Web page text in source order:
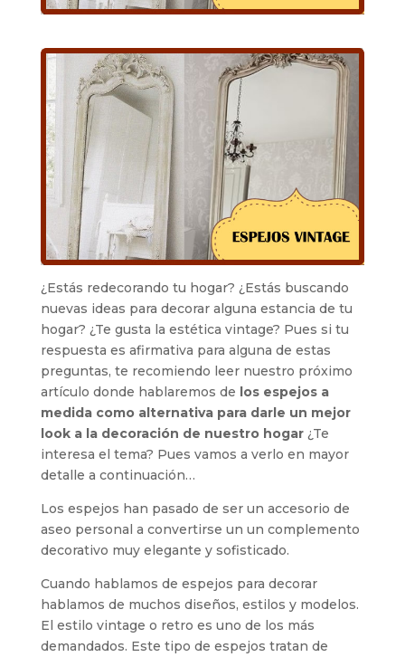
¿Estás redecorando tu hogar? ¿Estás buscando
nuevas ideas para decorar alguna estancia de tu
hogar? ¿Te gusta la estética vintage? Pues si tu
respuesta es afirmativa para alguna de estas
preguntas, te recomiendo leer nuestro próximo
artículo donde hablaremos de los espejos a
medida como alternativa para darle un mejor
look a la decoración de nuestro hogar¿Te
interesa el tema? Pues vamos a verlo en mayor
detalle a continuación…
Los espejos han pasado de ser un accesorio de
aseo personal a convertirse un un complemento
decorativo muy elegante y sofisticado.
Cuando hablamos de espejos para decorar
hablamos de muchos diseños, estilos y modelos.
El estilo vintage o retro es uno de los más
demandados. Este tipo de espejos tratan de